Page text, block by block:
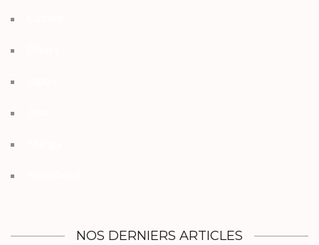
NOS DERNIERS ARTICLES